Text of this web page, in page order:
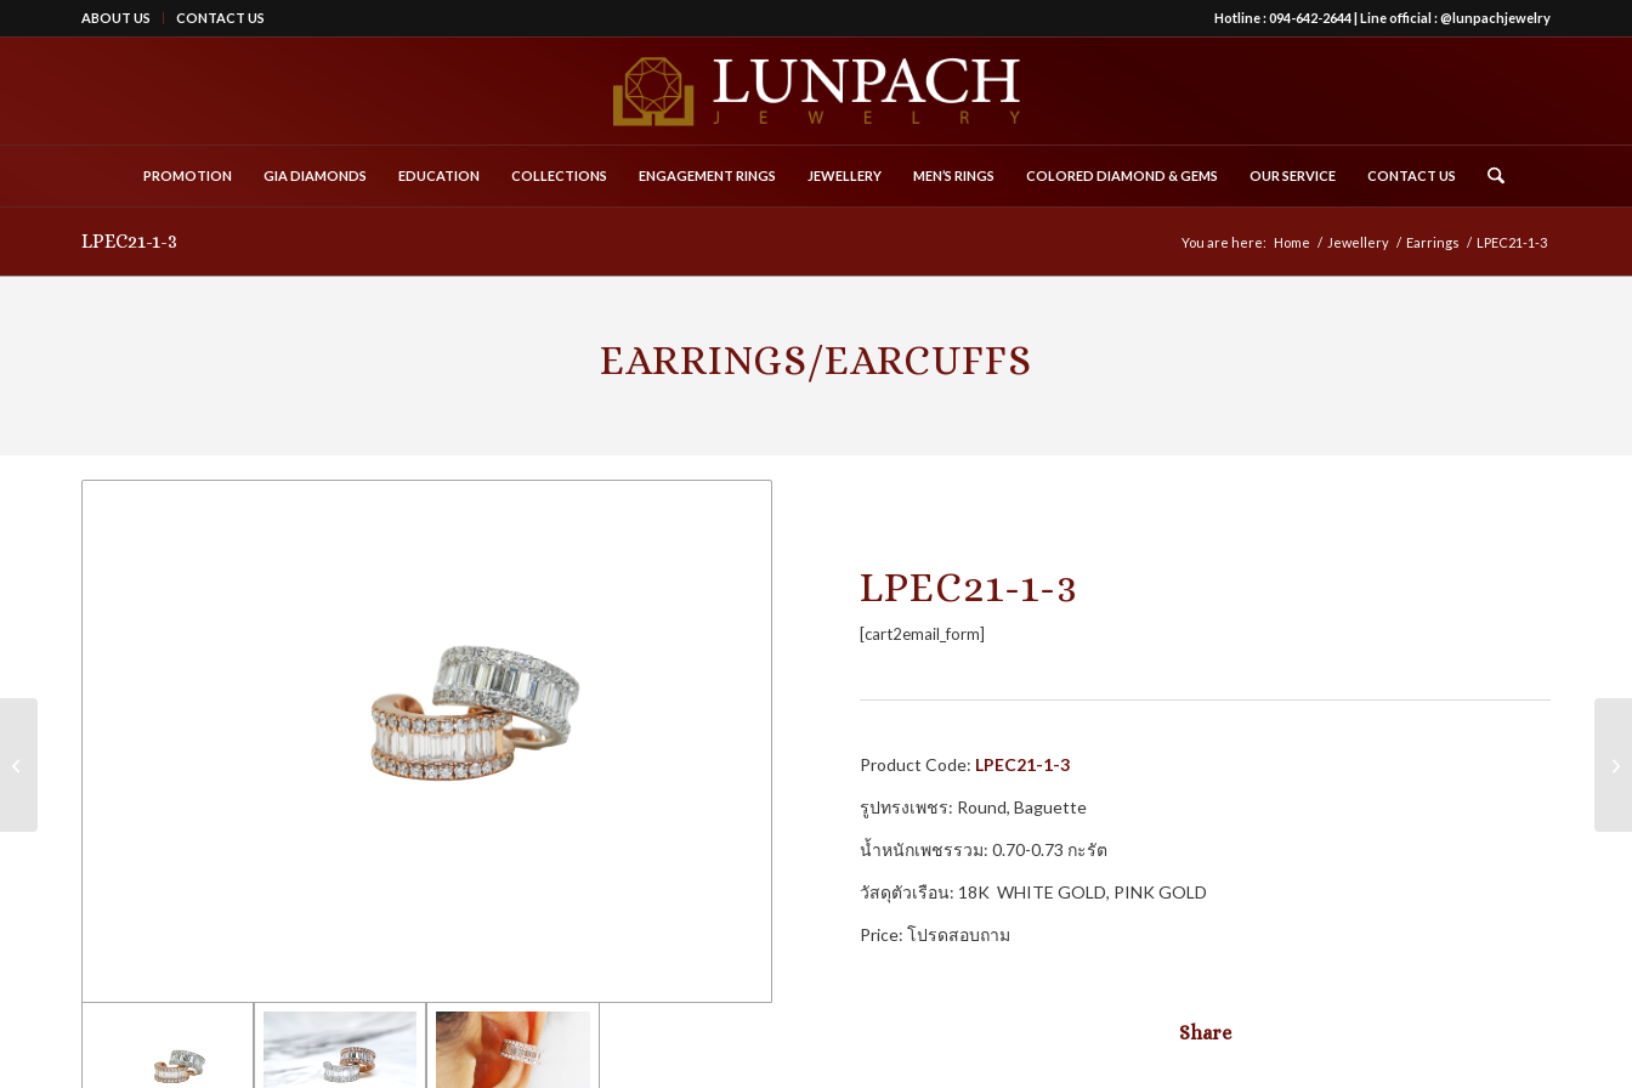
ABOUT US CONTACT US Hotline :094-642-2644| Line official :@lunpachjewelry
PROMOTION GIA DIAMONDS EDUCATION COLLECTIONS ENGAGEMENT RINGS JEWELLERY MEN’S RINGS COLORED DIAMOND & GEMS OUR SERVICE CONTACT US
LPEC21-1-3 You are here: Home / Jewellery / Earrings / LPEC21-1-3
EARRINGS/EARCUFFS
LPEC21-1-3
[cart2email_form]
Product Code: LPEC21-1-3
รูปทรงเพชร: Round, Baguette
น้ำหนักเพชรรวม: 0.70-0.73 กะรัต
วัสดุตัวเรือน: 18K WHITE GOLD, PINK GOLD
Price: โปรดสอบถาม
Share